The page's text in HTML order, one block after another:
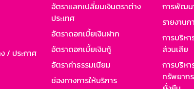
/ ประกาศ
อัตราแลกเปลี่ยนเงินตราต่าง
ประเทศ
อัตราดอกเบี้ยเงินฝาก
อัตราดอกเบี้ยเงินกู้
อัตราค่าธรรมเนียม
ช่องทางการให้บริการ
การพัฒน
รายงาน
การบริห
ส่วนเสีย
การบริห
ทรัพยาก